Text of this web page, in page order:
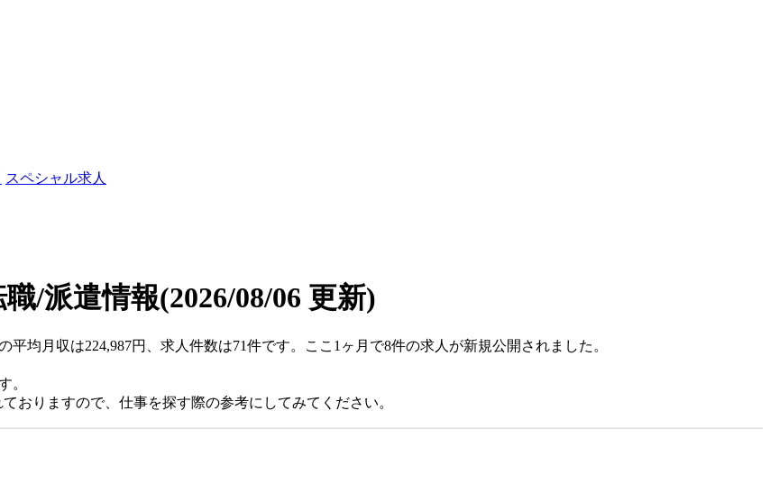
スペシャル求人
/派遣情報(2026/08/06 更新)
均月収は224,987円、求人件数は71件です。ここ1ヶ月で8件の求人が新規公開されました。
。
おりますので、仕事を探す際の参考にしてみてください。